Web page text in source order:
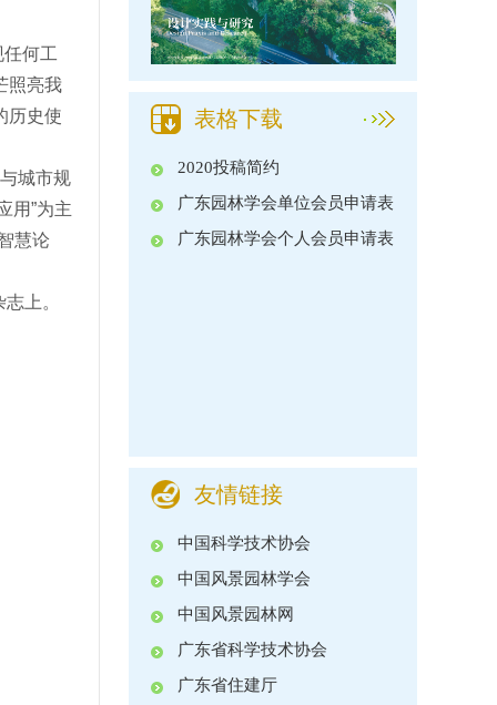
何工
照亮我
历史使
城市规
用”为主
慧论
上。
表格下载
2020投稿简约
广东园林学会单位会员申请表
广东园林学会个人会员申请表
友情链接
中国科学技术协会
中国风景园林学会
中国风景园林网
广东省科学技术协会
广东省住建厅